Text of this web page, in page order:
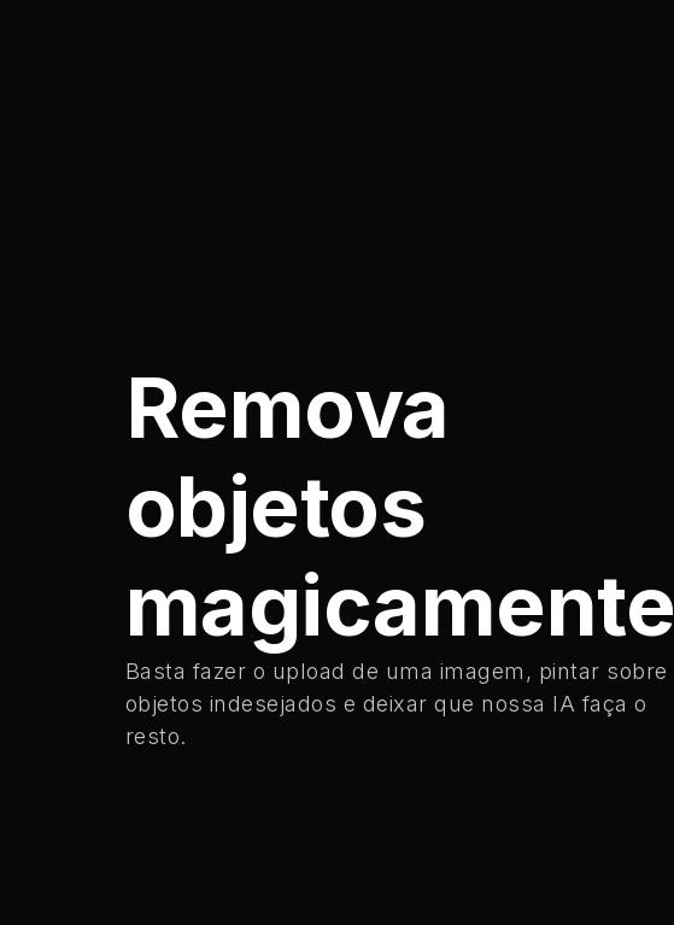
Remova
objetos
magicamente
Basta fazer o upload de uma imagem, pintar sobre
objetos indesejados e deixar que nossa IA faça o
resto.